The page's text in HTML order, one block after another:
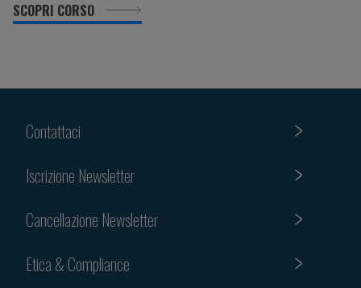
SCOPRI CORSO
Contattaci
Iscrizione Newsletter
Cancellazione Newsletter
Etica & Compliance